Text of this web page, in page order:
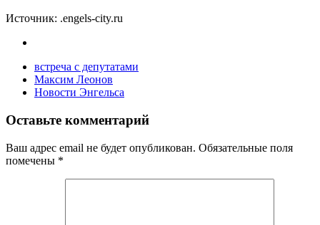
Источник: .engels-city.ru
встреча с депутатами
Максим Леонов
Новости Энгельса
Оставьте комментарий
Ваш адрес email не будет опубликован. Обязательные поля
помечены *